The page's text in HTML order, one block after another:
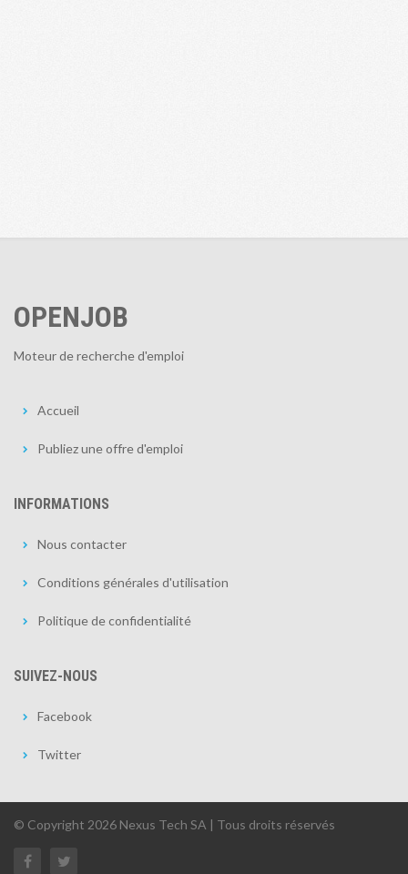
OPENJOB
Moteur de recherche d'emploi
Accueil
Publiez une offre d'emploi
INFORMATIONS
Nous contacter
Conditions générales d'utilisation
Politique de confidentialité
SUIVEZ-NOUS
Facebook
Twitter
© Copyright 2026 Nexus Tech SA | Tous droits réservés